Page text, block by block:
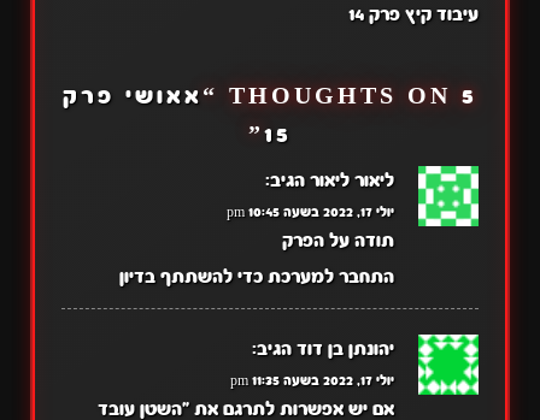
עיבוד קיץ פרק 14
5 THOUGHTS ON “
אאושי פרק
15
”
ליאור ליאור הגיב:
יולי 17, 2022 בשעה 10:45 pm
תודה על הפרק
התחבר למערכת כדי להשתתף בדיון
יהונתן בן דוד הגיב:
יולי 17, 2022 בשעה 11:35 pm
אם יש אפשרות לתרגם את "השטן עובד